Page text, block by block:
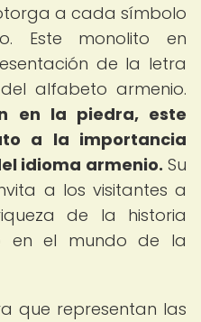
a cada símbolo
Este monolito en
de la letra
alfabeto armenio.
en la piedra, este
a la importancia
idioma armenio. Su
a los visitantes a
de la historia
en el mundo de la
que representan las